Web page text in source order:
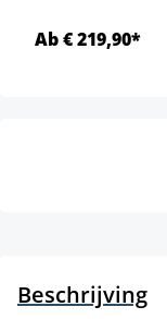
Ab € 219,90*
Beschrijving